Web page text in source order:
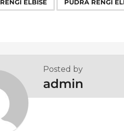
ELBISE PUDRA RENGI
Posted by
admin